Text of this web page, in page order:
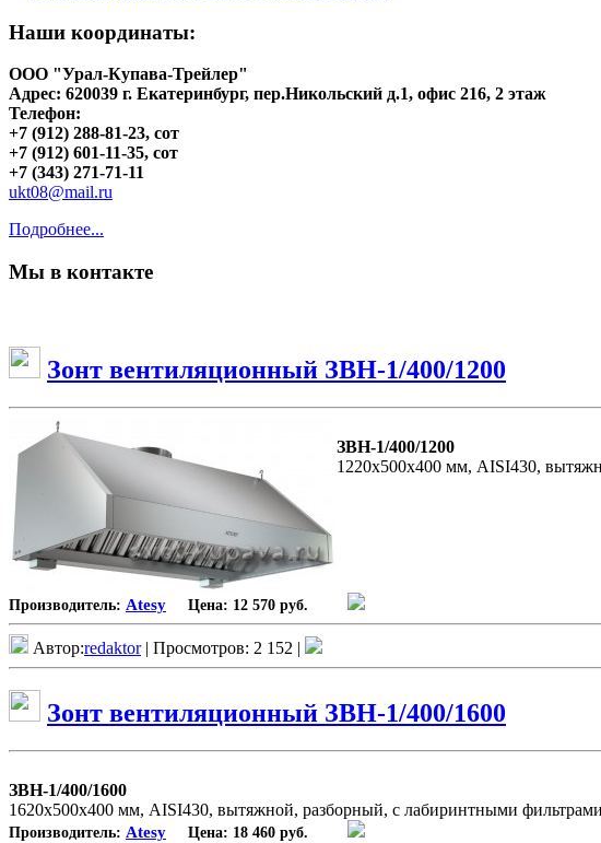
Наши координаты:
ООО "Урал-Купава-Трейлер"
Адрес: 620039 г. Екатеринбург, пер.Никольский д.1, офис 216, 2 этаж
Телефон:
+7 (912) 288-81-23, сот
+7 (912) 601-11-35, сот
+7 (343) 271-71-11
ukt08@mail.ru
Подробнее...
Мы в контакте
Зонт вентиляционный ЗВН-1/400/1200
ЗВН-1/400/1200
1220х500х400 мм, AISI430,
Производитель: Atesy Цена: 12 570 руб.
Автор:redaktor| Просмотров: 2 152 |
Зонт вентиляционный ЗВН-1/400/1600
ЗВН-1/400/1600
1620х500х400 мм, AISI430, вытяжной, разборный, с лабиринтными фильтрами
Производитель: Atesy Цена: 18 460 руб.